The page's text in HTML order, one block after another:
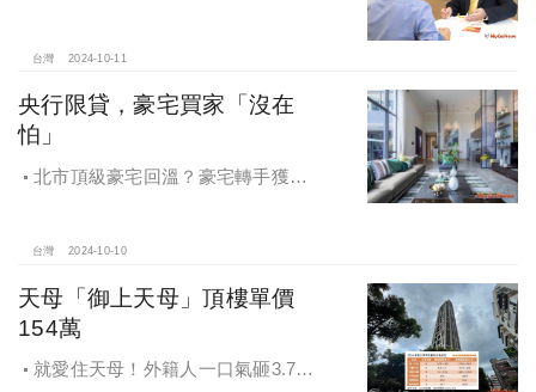
產交易安全
台灣 2024-10-11
央行限貸，豪宅買家「沒在
怕」
北市頂級豪宅回溫？豪宅轉手獲利
台灣 2024-10-10
天母「御上天母」頂樓單價
154萬
就愛住天母！外籍人一口氣砸3.78